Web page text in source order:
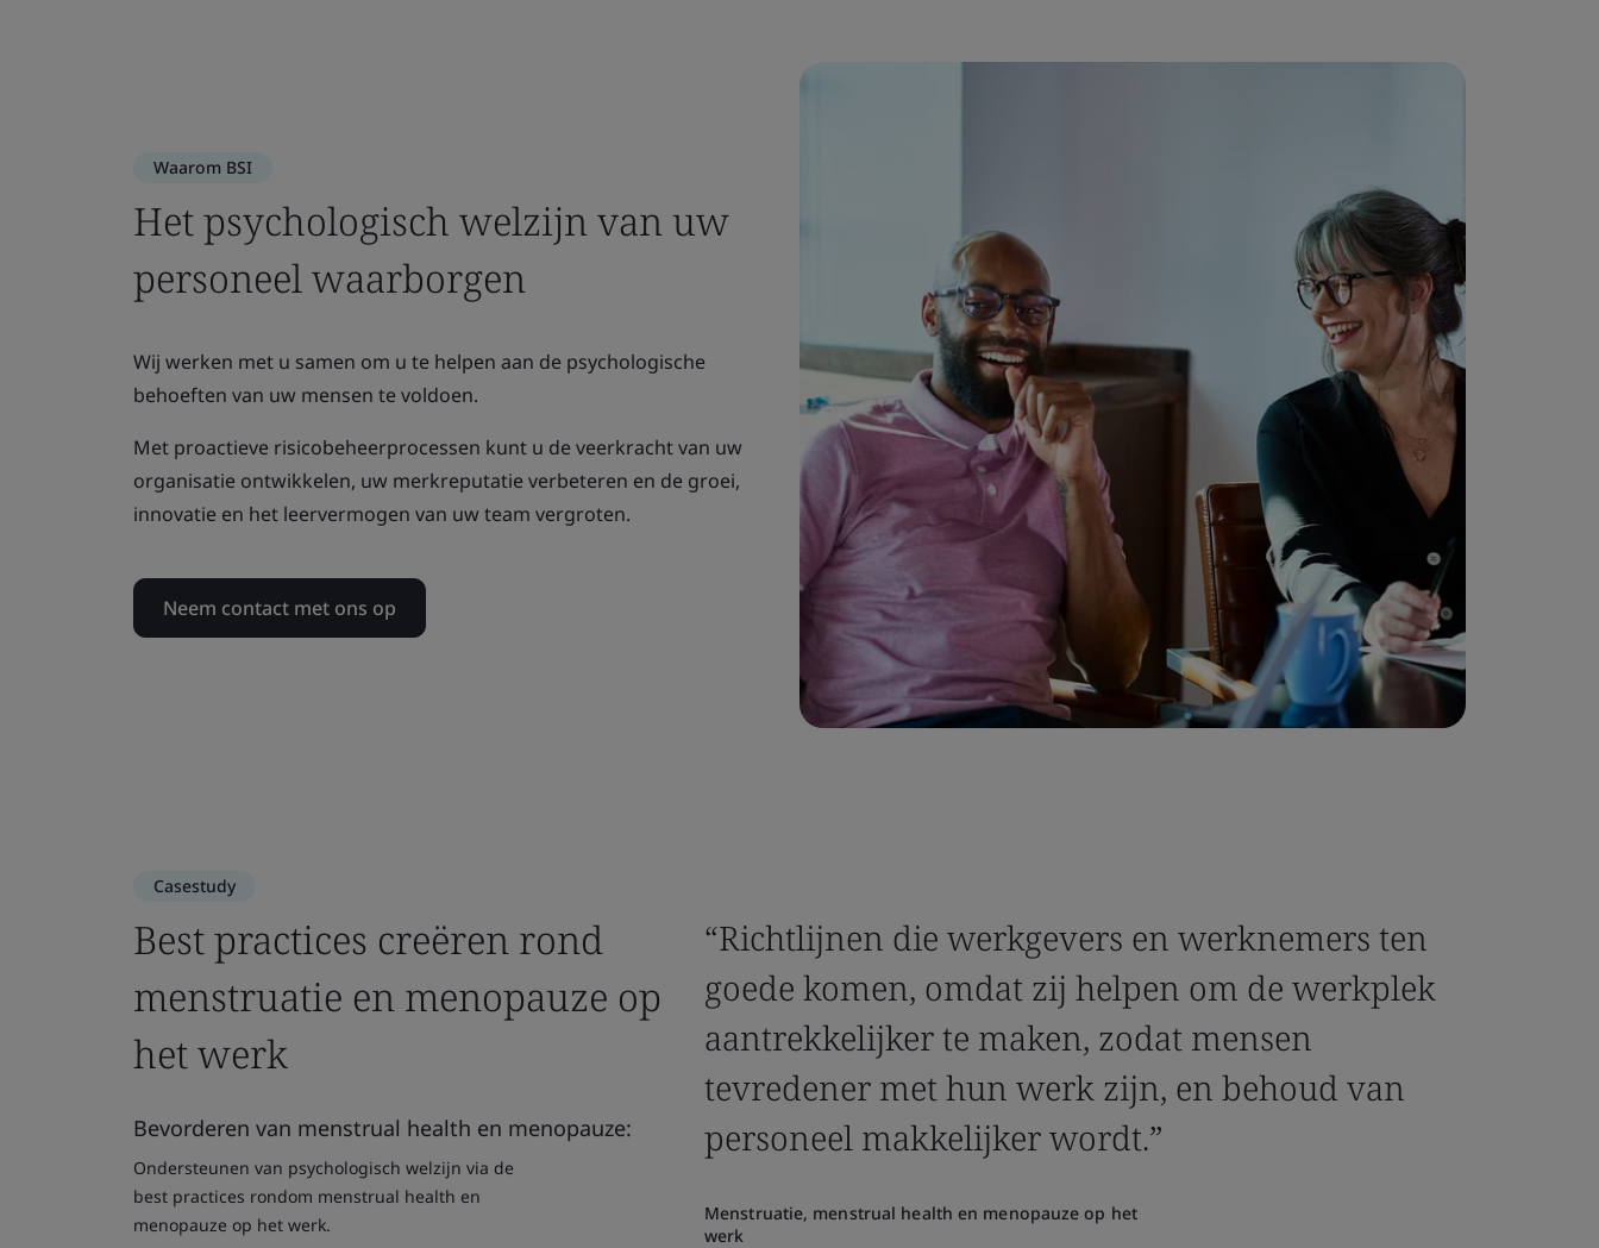
Waarom BSI
Het psychologisch welzijn van uw
personeel waarborgen
Wij werken met u samen om u te helpen aan de psychologische
behoeften van uw mensen te voldoen.
Met proactieve risicobeheerprocessen kunt u de veerkracht van uw
organisatie ontwikkelen, uw merkreputatie verbeteren en de groei,
innovatie en het leervermogen van uw team vergroten.
Neem contact met ons op
Casestudy
Best practices creëren rond
menstruatie en menopauze op
het werk
Bevorderen van menstrual health en menopauze:
Ondersteunen van psychologisch welzijn via de
best practices rondom menstrual health en
menopauze op het werk.
“Richtlijnen die werkgevers en werknemers ten
goede komen, omdat zij helpen om de werkplek
aantrekkelijker te maken, zodat mensen
tevredener met hun werk zijn, en behoud van
personeel makkelijker wordt.”
Menstruatie, menstrual health en menopauze op het
werk